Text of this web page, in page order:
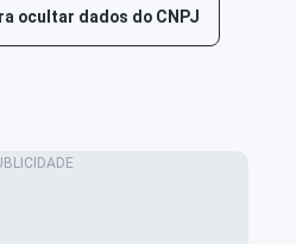
ocultar dados do CNPJ